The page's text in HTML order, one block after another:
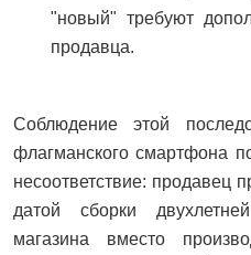
"новый" требуют
продавца.
Соблюдение этой
флагманского смартфона
несоответствие: продавец
датой сборки
магазина вместо